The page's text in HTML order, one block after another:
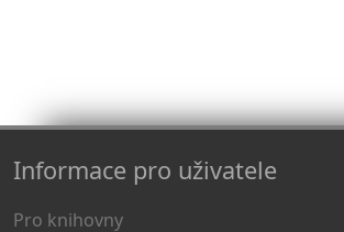
Informace pro uživatele
Pro knihovny